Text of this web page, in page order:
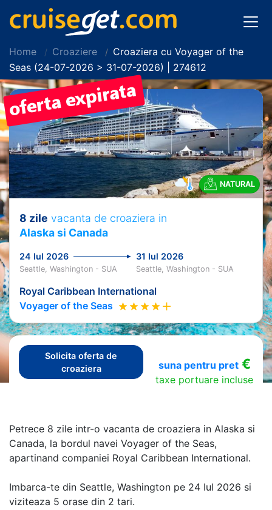
Home Croaziere
Croaziera cu Voyager of the
Seas (24-07-2026 > 31-07-2026) | 274612
NATURAL
8 zile vacanta de croaziera in
Alaska si Canada
24 Iul 2026 31 Iul 2026
Seattle, Washington - SUA Seattle, Washington - SUA
Royal Caribbean International
Voyager of the Seas
Solicita oferta de
croaziera
suna pentru pret€
taxe portuare incluse
Petrece 8 zile intr-o vacanta de croaziera in Alaska si
Canada, la bordul navei Voyager of the Seas,
apartinand companiei Royal Caribbean International.
Imbarca-te din Seattle, Washington pe 24 Iul 2026 si
viziteaza 5 orase din 2 tari.